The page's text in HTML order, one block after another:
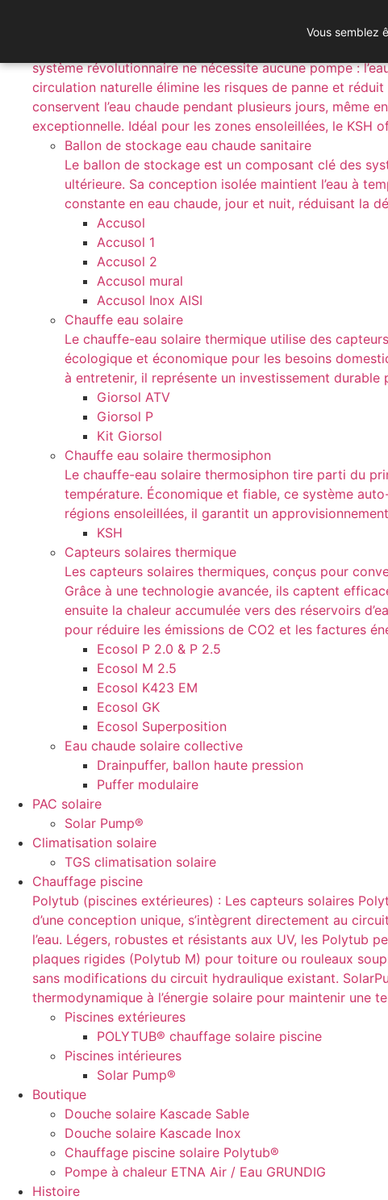
Le système KSH incarne la simplicité et la performance
système révolutionnaire ne nécessite aucune pompe :
circulation naturelle élimine les risques de panne et
conservent l’eau chaude pendant plusieurs jours, même
exceptionnelle. Idéal pour les zones ensoleillées, le KSH
Ballon de stockage eau chaude sanitaire
Le ballon de stockage est un composant clé des
ultérieure. Sa conception isolée maintient l’eau à
constante en eau chaude, jour et nuit, réduisant la
Accusol
Accusol 1
Accusol 2
Accusol mural
Accusol Inox AISI
Chauffe eau solaire
Le chauffe-eau solaire thermique utilise des
écologique et économique pour les besoins
à entretenir, il représente un investissement durable
Giorsol ATV
Giorsol P
Kit Giorsol
Chauffe eau solaire thermosiphon
Le chauffe-eau solaire thermosiphon tire parti du
température. Économique et fiable, ce système
régions ensoleillées, il garantit un
KSH
Capteurs solaires thermique
Les capteurs solaires thermiques, conçus pour
Grâce à une technologie avancée, ils captent
ensuite la chaleur accumulée vers des réservoirs
pour réduire les émissions de CO2 et les factures
Ecosol P 2.0 & P 2.5
Ecosol M 2.5
Ecosol K423 EM
Ecosol GK
Ecosol Superposition
Eau chaude solaire collective
Drainpuffer, ballon haute pression
Puffer modulaire
PAC solaire
Solar Pump®
Climatisation solaire
TGS climatisation solaire
Chauffage piscine
Polytub (piscines extérieures) : Les capteurs solaires
d’une conception unique, s’intègrent directement au
l’eau. Légers, robustes et résistants aux UV, les
plaques rigides (Polytub M) pour toiture ou rouleaux
sans modifications du circuit hydraulique existant.
thermodynamique à l’énergie solaire pour maintenir une
Piscines extérieures
POLYTUB® chauffage solaire piscine
Piscines intérieures
Solar Pump®
Boutique
Douche solaire Kascade Sable
Douche solaire Kascade Inox
Chauffage piscine solaire Polytub®
Pompe à chaleur ETNA Air / Eau GRUNDIG
Histoire
Vous semblez